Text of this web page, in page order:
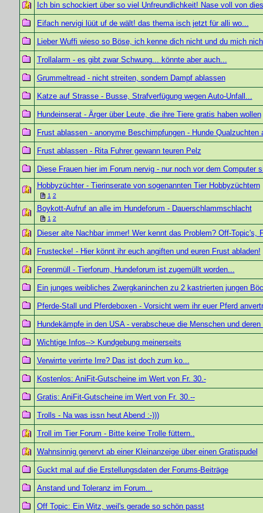
Ich bin schockiert über so viel Unfreundlichkeit! Nase voll von
Eifach nervigi lüüt uf de wält! das thema isch jetzt für alli wo...
Lieber Wuffi wieso so Böse, ich kenne dich nicht und du mich
Trollalarm - es gibt zwar Schwung... könnte aber auch...
Grummeltread - nicht streiten, sondern Dampf ablassen
Katze auf Strasse - Busse, Strafverfügung wegen Auto-Unfall...
Hundeinserat - Ärger über Leute, die ihre Tiere gratis haben wollen
Frust ablassen - anonyme Beschimpfungen - Hunde Qualzuchten
Frust ablassen - Rita Fuhrer gewann teuren Pelz
Diese Frauen hier im Forum nervig - nur noch vor dem Computer
Hobbyzüchter - Tierinserate von sogenannten Tier Hobbyzüchtern
1 2
Boykott-Aufruf an alle im Hundeforum - Dauerschlammschlacht
1 2
Dieser alte Nachbar immer! Wer kennt das Problem? Off-Topic's,
Frustecke! - Hier könnt ihr euch angiften und euren Frust abladen!
Forenmüll - Tierforum, Hundeforum ist zugemüllt worden...
Ein junges weibliches Zwergkaninchen zu 2 kastrierten jungen
Pferde-Stall und Pferdeboxen - Vorsicht wem ihr euer Pferd
Hundekämpfe in den USA - verabscheue die Menschen und deren
Wichtige Infos--> Kundgebung meinerseits
Verwirrte verirrte Irre? Das ist doch zum ko...
Kostenlos: AniFit-Gutscheine im Wert von Fr. 30.-
Gratis: AniFit-Gutscheine im Wert von Fr. 30.--
Trolls - Na was issn heut Abend :-)))
Troll im Tier Forum - Bitte keine Trolle füttern..
Wahnsinnig genervt ab einer Kleinanzeige über einen Gratispudel
Guckt mal auf die Erstellungsdaten der Forums-Beiträge
Anstand und Toleranz im Forum...
Off Topic: Ein Witz, weil's gerade so schön passt